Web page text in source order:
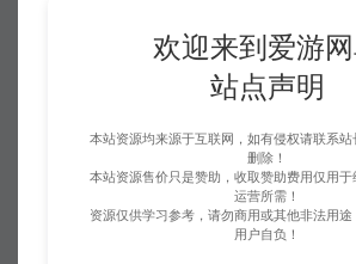
欢迎来到爱游
站点声明
本站资源均来源于互联网，如有侵权请联系站
删除！
本站资源售价只是赞助，收取赞助费用仅用于
运营所需！
资源仅供学习参考，请勿商用或其他非法用
用户自负！